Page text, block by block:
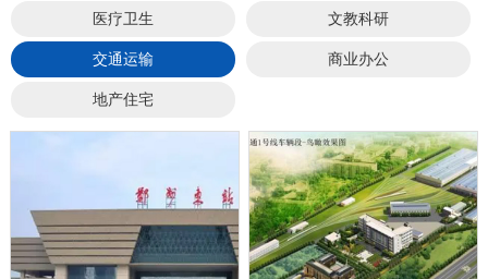
医疗卫生 文教科研
交通运输 商业办公
地产住宅